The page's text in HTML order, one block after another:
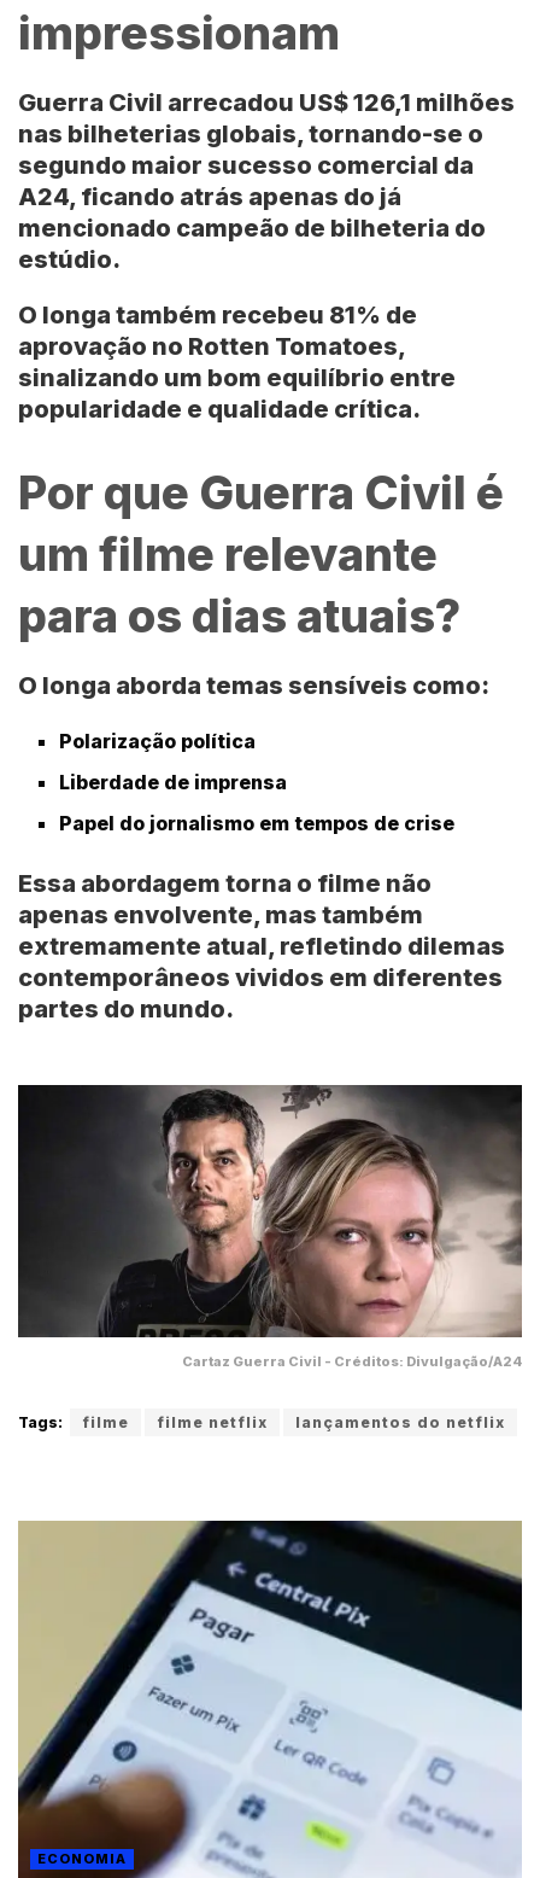
impressionam
Guerra Civil arrecadou US$ 126,1 milhões
nas bilheterias globais, tornando-se o
segundo maior sucesso comercial da
A24, ficando atrás apenas do já
mencionado campeão de bilheteria do
estúdio.
O longa também recebeu 81% de
aprovação no Rotten Tomatoes,
sinalizando um bom equilíbrio entre
popularidade e qualidade crítica.
Por que Guerra Civil é
um filme relevante
para os dias atuais?
O longa aborda temas sensíveis como:
Polarização política
Liberdade de imprensa
Papel do jornalismo em tempos de crise
Essa abordagem torna o filme não
apenas envolvente, mas também
extremamente atual, refletindo dilemas
contemporâneos vividos em diferentes
partes do mundo.
Cartaz Guerra Civil - Créditos: Divulgação/A24
Tags: filme filme netflix lançamentos do netflix
ECONOMIA